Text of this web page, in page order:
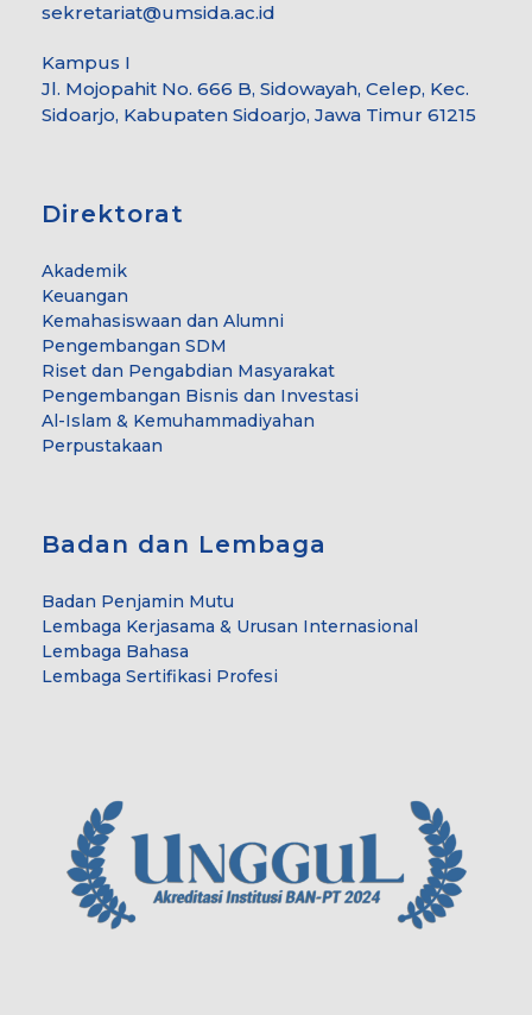
sekretariat@umsida.ac.id
Kampus I
Jl. Mojopahit No. 666 B, Sidowayah, Celep, Kec.
Sidoarjo, Kabupaten Sidoarjo, Jawa Timur 61215
Direktorat
Akademik
Keuangan
Kemahasiswaan dan Alumni
Pengembangan SDM
Riset dan Pengabdian Masyarakat
Pengembangan Bisnis dan Investasi
Al-Islam & Kemuhammadiyahan
Perpustakaan
Badan dan Lembaga
Badan Penjamin Mutu
Lembaga Kerjasama & Urusan Internasional
Lembaga Bahasa
Lembaga Sertifikasi Profesi